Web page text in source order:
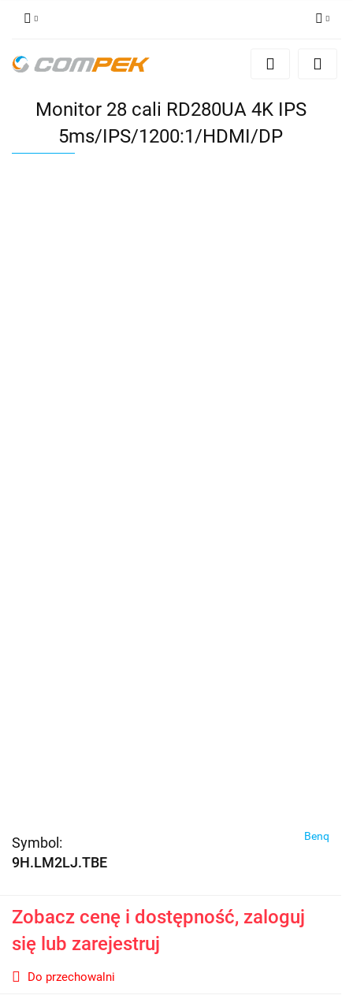
Zaloguj się
Dodaj zgłoszenie
Zgody cookies
Monitor 28 cali RD280UA 4K IPS
5ms/IPS/1200:1/HDMI/DP
Symbol:
9H.LM2LJ.TBE
Benq
Zobacz cenę i dostępność, zaloguj
się lub zarejestruj
Do przechowalni